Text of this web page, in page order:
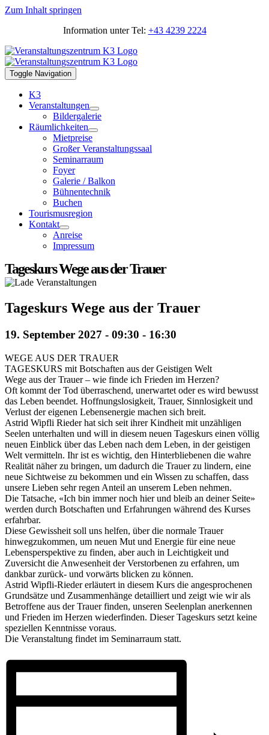
Zum Inhalt springen
Information unter Tel: +43 4239 2224
Toggle Navigation
K3
Veranstaltungen
Bildergalerie
Räumlichkeiten
Mietpreise
Großer Veranstaltungssaal
Seminarraum
Foyer
Galerie / Balkon
Bühnentechnik
Buchen
Tourismusregion
Kontakt
Anreise
Impressum
Tageskurs Wege aus der Trauer
Tageskurs Wege aus der Trauer
19. September 2027 - 09:30 - 16:30
WEGE AUS DER TRAUER
TAGESKURS mit Botschaften aus der Geistigen Welt
Wege aus der Trauer – wie finde ich Frieden im Herzen?
Oft kommt der Tod überraschend, unerwartet oder es wird bewusst
das Leben beendet. Hoffnungslosigkeit, Trauer, Sinnlosigkeit und
Verlust der eigenen Lebensenergie machen sich breit.
Astrid Wipfli Rieder hat sich seit ihrer Kindheit mit unzähligen
Seelen unterhalten und will in diesem neuen Tageskurs einen völlig
neuen Einblick über das Leben nach dem Leben, in der geistigen
Welt vermitteln. Ihr ist es wichtig, den Hinterbliebenen die wahre
Realität näher zu bringen, um dadurch die Trauer zu lindern, eine
neue Sichtweise zu bekommen und ein Wissen zu schaffen, dass
unsere Lieben sehr regen Anteil an unserem Leben nehmen.
Die Tatsache, «Ich bin immer noch hier und bleib an deiner Seite»
werden durch Botschaften und Erfahrungen während des Kurses
erfahrbar.
Diese Gewissheit soll uns helfen, über die normale Trauer
hinwegzukommen, um neuen Mut und Energie für eine neue
Lebensperspektive zu finden, aber auch in Leichtigkeit und
Zuversicht die Anwesenheit der Verstorbenen zu erfahren, um
dankbar zurück- und vorwärts blicken zu können.
Astrid Wipfli-Rieder erläutert in diesem Kurs die angesprochenen
Grundsätze und Zusammenhänge detailliert und zeigt wie wir als
Betroffene aus der Trauer finden, unseren Seelenplan anerkennen
und Frieden im Herzen wiederfinden. Dieser Tageskurs setzt keine
speziellen Kenntnisse voraus.
Die Veranstaltung findet im Seminarraum statt.